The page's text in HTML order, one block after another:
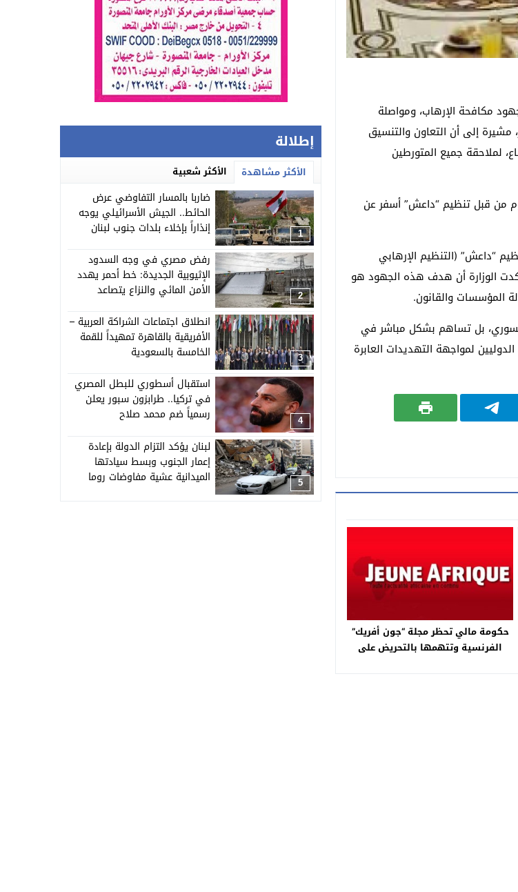
مكافحة الإرهاب، ومواصلة
مشيرة إلى أن التعاون والتنسيق
لملاحقة جميع المتورطين
من قبل تنظيم “داعش” أسفر عن
“داعش” (التنظيم الإرهابي
الوزارة أن هدف هذه الجهود هو
المؤسسات والقانون.
بل تساهم بشكل مباشر في
لمواجهة التهديدات العابرة
حكومة مالي تحظر مجلة “جون أفريك”
الفرنسية وتتهمها بالتحريض على
إطلالة
الأكثر مشاهدة الأكثر شعبية
1
ضاربا بالمسار التفاوضي عرض
الحائط.. الجيش الأسرائيلي يوجه
إنذاراً بإخلاء بلدات جنوب لبنان
2
رفض مصري في وجه السدود
الإثيوبية الجديدة: خط أحمر يهدد
الأمن المائي والنزاع يتصاعد
3
انطلاق اجتماعات الشراكة العربية –
الأفريقية بالقاهرة تمهيداً للقمة
الخامسة بالسعودية
4
استقبال أسطوري للبطل المصري
في تركيا.. طرابزون سبور يعلن
رسمياً ضم محمد صلاح
5
لبنان يؤكد التزام الدولة بإعادة
إعمار الجنوب وبسط سيادتها
الميدانية عشية مفاوضات روما